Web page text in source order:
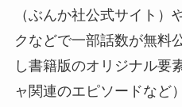
（ぶんか社公式サイト）
クなどで一部話数が無料
し書籍版のオリジナル要
ャ関連のエピソードなど